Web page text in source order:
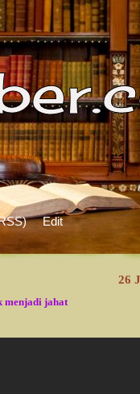
Edit
26
menjadi jahat